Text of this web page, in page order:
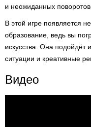
и неожиданных поворотов.
В этой игре появляется
образование, ведь вы
искусства. Она
ситуации и креативные
Видео